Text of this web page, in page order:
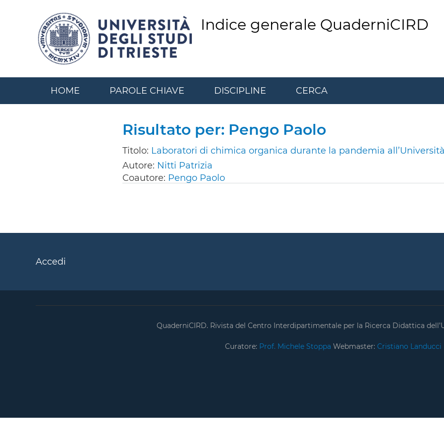
contenuto
principale
Indice generale QuaderniCIRD
HOME PAROLE CHIAVE DISCIPLINE CERCA
Risultato per: Pengo Paolo
Titolo: Laboratori di chimica organica durante la pandemia
Autore: Nitti Patrizia
Coautore: Pengo Paolo
Accedi
QuaderniCIRD. Rivista del Centro Interdipartimentale per la Ricerca Didattica
Curatore: Prof. Michele Stoppa Webmaster: Cristiano Landucci